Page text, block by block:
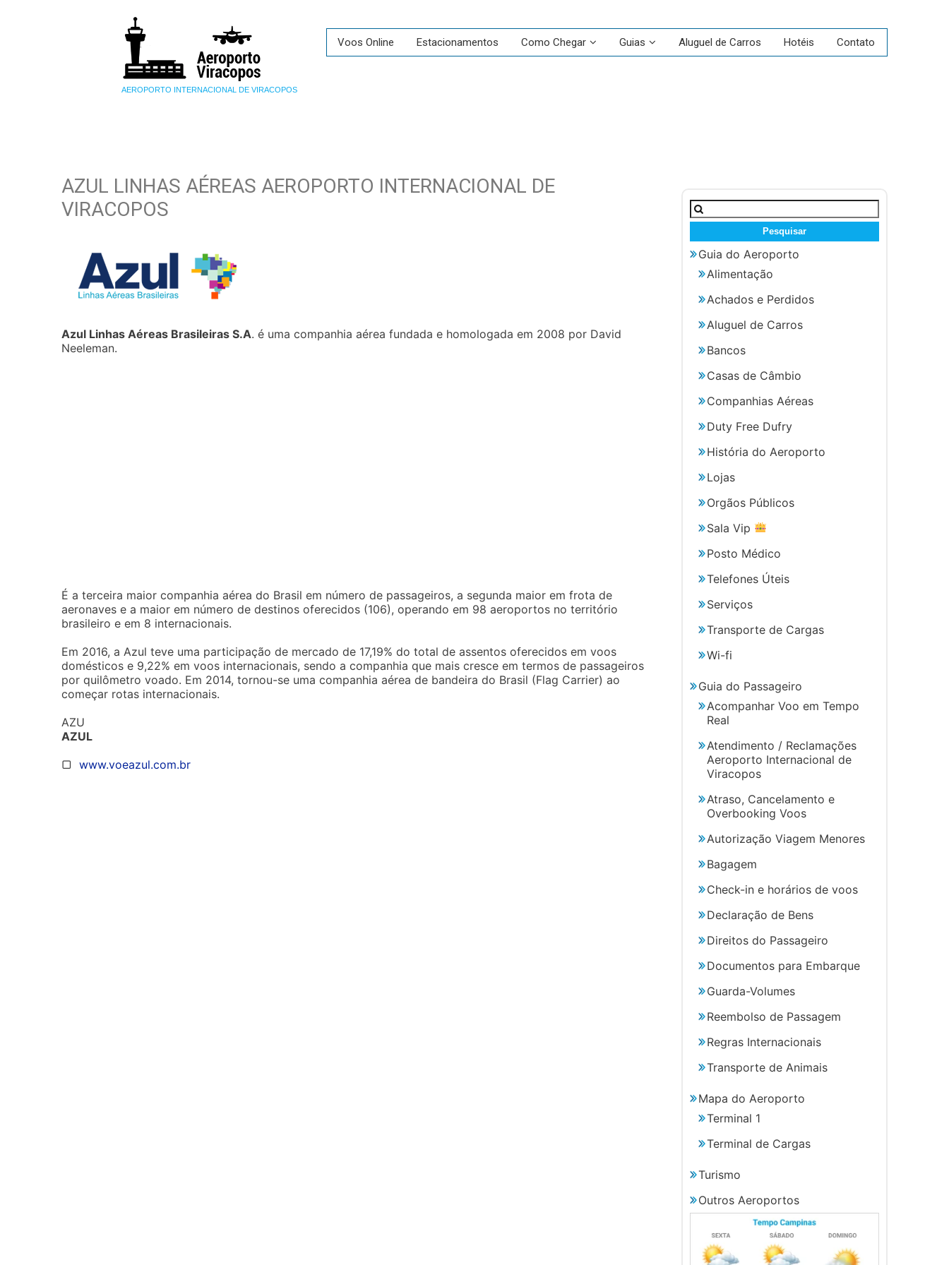
AEROPORTO INTERNACIONAL DE VIRACOPOS
Voos Online Estacionamentos Como Chegar Guias Aluguel de Carros Hotéis Contato
AZUL LINHAS AÉREAS AEROPORTO INTERNACIONAL DE
VIRACOPOS
Azul Linhas Aéreas Brasileiras S.A. é uma companhia aérea fundada e homologada em 2008 por David
Neeleman.
É a terceira maior companhia aérea do Brasil em número de passageiros, a segunda maior em frota de
aeronaves e a maior em número de destinos oferecidos (106), operando em 98 aeroportos no território
brasileiro e em 8 internacionais.
Em 2016, a Azul teve uma participação de mercado de 17,19% do total de assentos oferecidos em voos
domésticos e 9,22% em voos internacionais, sendo a companhia que mais cresce em termos de passageiros
por quilômetro voado. Em 2014, tornou-se uma companhia aérea de bandeira do Brasil (Flag Carrier) ao
começar rotas internacionais.
AZU
AZUL
▢ www.voeazul.com.br
Pesquisar
por:
Guia do Aeroporto
Alimentação
Achados e Perdidos
Aluguel de Carros
Bancos
Casas de Câmbio
Companhias Aéreas
Duty Free Dufry
História do Aeroporto
Lojas
Orgãos Públicos
Sala Vip
Posto Médico
Telefones Úteis
Serviços
Transporte de Cargas
Wi-fi
Guia do Passageiro
Acompanhar Voo em Tempo
Real
Atendimento / Reclamações
Aeroporto Internacional de
Viracopos
Atraso, Cancelamento e
Overbooking Voos
Autorização Viagem Menores
Bagagem
Check-in e horários de voos
Declaração de Bens
Direitos do Passageiro
Documentos para Embarque
Guarda-Volumes
Reembolso de Passagem
Regras Internacionais
Transporte de Animais
Mapa do Aeroporto
Terminal 1
Terminal de Cargas
Turismo
Outros Aeroportos